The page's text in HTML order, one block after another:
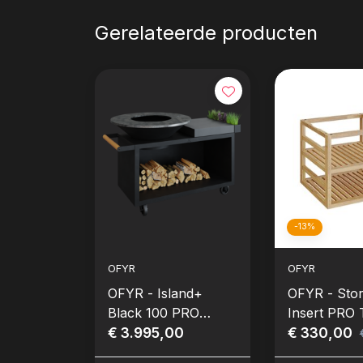
Gerelateerde producten
OFYR
OFYR - Island+
Black 100 PRO
Donker Grijs
€ 3.995,00
-13%
OFYR
OFYR -
Insert PRO
Hout
€ 330,00